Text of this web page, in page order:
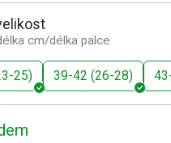
cm/délka palce
25) 39-42 (26-28)